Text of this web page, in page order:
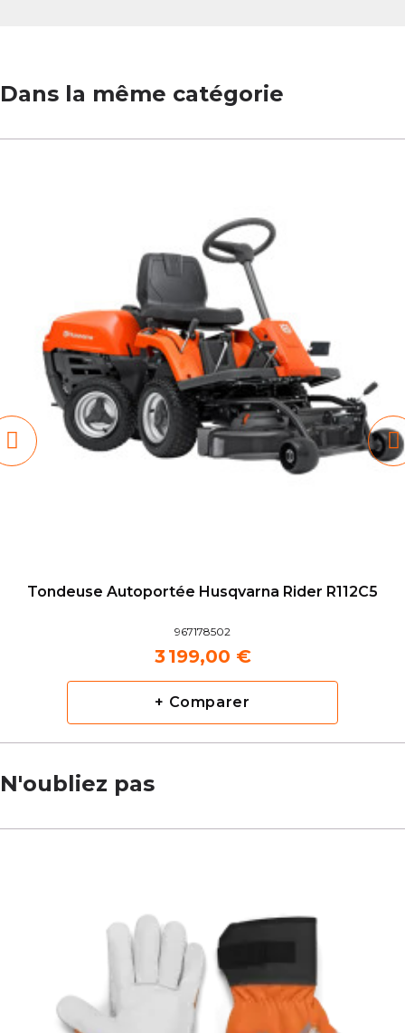
Dans la même catégorie
Tondeuse Autoportée Husqvarna Rider R112C5
967178502
3 199,00 €
+ Comparer
N'oubliez pas